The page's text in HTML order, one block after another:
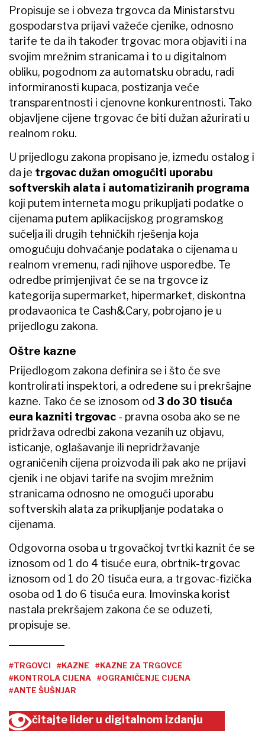
Propisuje se i obveza trgovca da Ministarstvu
gospodarstva prijavi važeće cjenike, odnosno
tarife te da ih također trgovac mora objaviti i na
svojim mrežnim stranicama i to u digitalnom
obliku, pogodnom za automatsku obradu, radi
informiranosti kupaca, postizanja veće
transparentnosti i cjenovne konkurentnosti. Tako
objavljene cijene trgovac će biti dužan ažurirati u
realnom roku.
U prijedlogu zakona propisano je, između ostalog i
da je trgovac dužan omogućiti uporabu
softverskih alata i automatiziranih programa
koji putem interneta mogu prikupljati podatke o
cijenama putem aplikacijskog programskog
sučelja ili drugih tehničkih rješenja koja
omogućuju dohvaćanje podataka o cijenama u
realnom vremenu, radi njihove usporedbe. Te
odredbe primjenjivat će se na trgovce iz
kategorija supermarket, hipermarket, diskontna
prodavaonica te Cash&Cary, pobrojano je u
prijedlogu zakona.
Oštre kazne
Prijedlogom zakona definira se i što će sve
kontrolirati inspektori, a određene su i prekršajne
kazne. Tako će se iznosom od 3 do 30 tisuća
eura kazniti trgovac - pravna osoba ako se ne
pridržava odredbi zakona vezanih uz objavu,
isticanje, oglašavanje ili nepridržavanje
ograničenih cijena proizvoda ili pak ako ne prijavi
cjenik i ne objavi tarife na svojim mrežnim
stranicama odnosno ne omogući uporabu
softverskih alata za prikupljanje podataka o
cijenama.
Odgovorna osoba u trgovačkoj tvrtki kaznit će se
iznosom od 1 do 4 tisuće eura, obrtnik-trgovac
iznosom od 1 do 20 tisuća eura, a trgovac-fizička
osoba od 1 do 6 tisuća eura. Imovinska korist
nastala prekršajem zakona će se oduzeti,
propisuje se.
#TRGOVCI #KAZNE
#KAZNE ZA TRGOVCE
#KONTROLA CIJENA
#OGRANIČENJE CIJENA
#ANTE ŠUŠNJAR
čitajte lider u digitalnom izdanju